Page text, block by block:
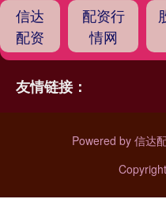
信达
配资
配资行
情网
友情链接：
Powered by 信达
Copyright